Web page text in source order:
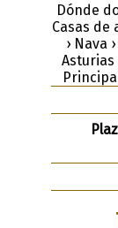
Dónde
Casas de
› Nava
Asturias